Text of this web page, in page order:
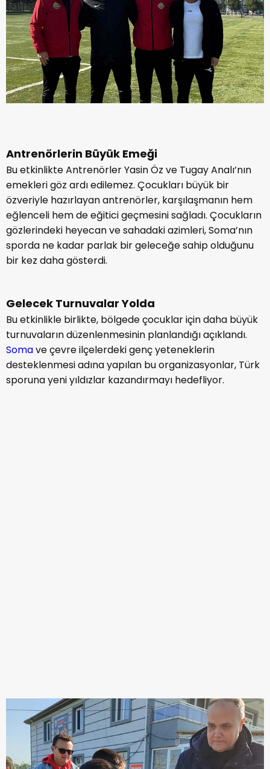
Antrenörlerin Büyük Emeği
Bu etkinlikte Antrenörler Yasin Öz ve Tugay Analı’nın
emekleri göz ardı edilemez. Çocukları büyük bir
özveriyle hazırlayan antrenörler, karşılaşmanın hem
eğlenceli hem de eğitici geçmesini sağladı. Çocukların
gözlerindeki heyecan ve sahadaki azimleri, Soma’nın
sporda ne kadar parlak bir geleceğe sahip olduğunu
bir kez daha gösterdi.
Gelecek Turnuvalar Yolda
Bu etkinlikle birlikte, bölgede çocuklar için daha büyük
turnuvaların düzenlenmesinin planlandığı açıklandı.
Somave çevre ilçelerdeki genç yeteneklerin
desteklenmesi adına yapılan bu organizasyonlar, Türk
sporuna yeni yıldızlar kazandırmayı hedefliyor.